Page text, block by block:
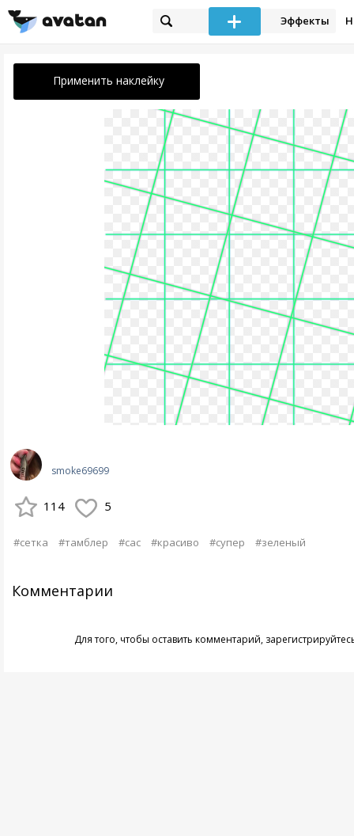
Эффекты
Применить наклейку
smoke69699
114 5
#сетка #тамблер #сас #красиво #супер #зеленый
Комментарии
Для того, чтобы оставить комментарий,